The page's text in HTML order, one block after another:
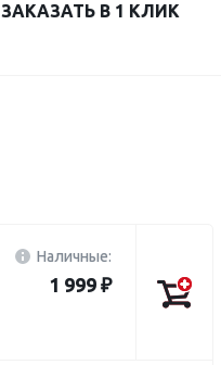
ЗАКАЗАТЬ В 1 КЛИК
Наличные:
1 999 ₽